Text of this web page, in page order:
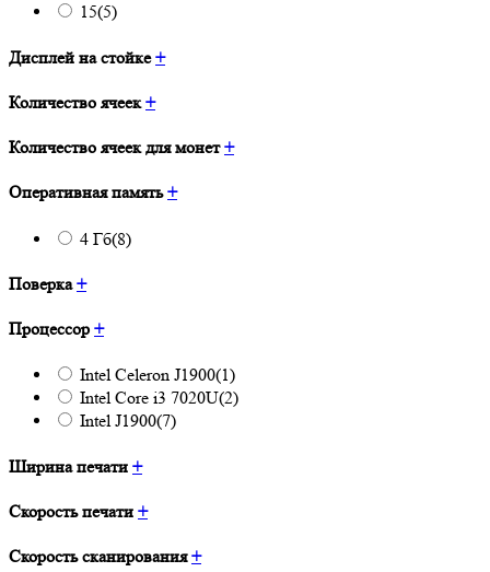
15(5)
Дисплей на стойке+
Количество ячеек+
Количество ячеек для монет+
Оперативная память+
4 Гб(8)
Поверка+
Процессор +
Intel Celeron J1900(1)
Intel Core i3 7020U(2)
Intel J1900(7)
Ширина печати +
Скорость печати +
Скорость сканирования+